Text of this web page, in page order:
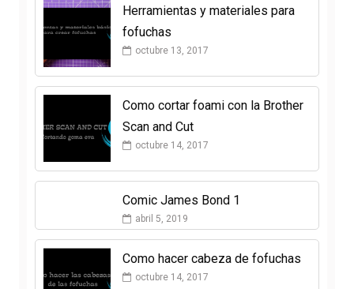
Herramientas y materiales para
fofuchas
octubre 13, 2017
Como cortar foami con la Brother
Scan and Cut
octubre 14, 2017
Comic James Bond 1
abril 5, 2019
Como hacer cabeza de fofuchas
octubre 14, 2017